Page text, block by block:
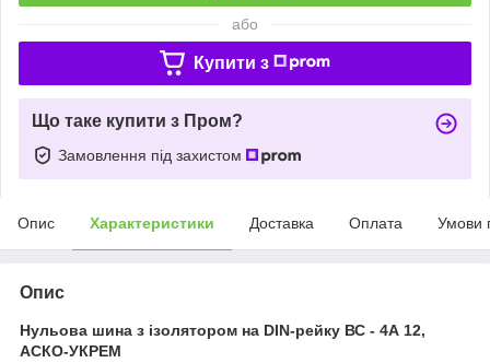
або
Купити з
Що таке купити з Пром?
Замовлення під захистом
Опис Характеристики Доставка Оплата Умови
Опис
Нульова шина з ізолятором на DIN-рейку ВС - 4А 12,
АСКО-УКРЕМ